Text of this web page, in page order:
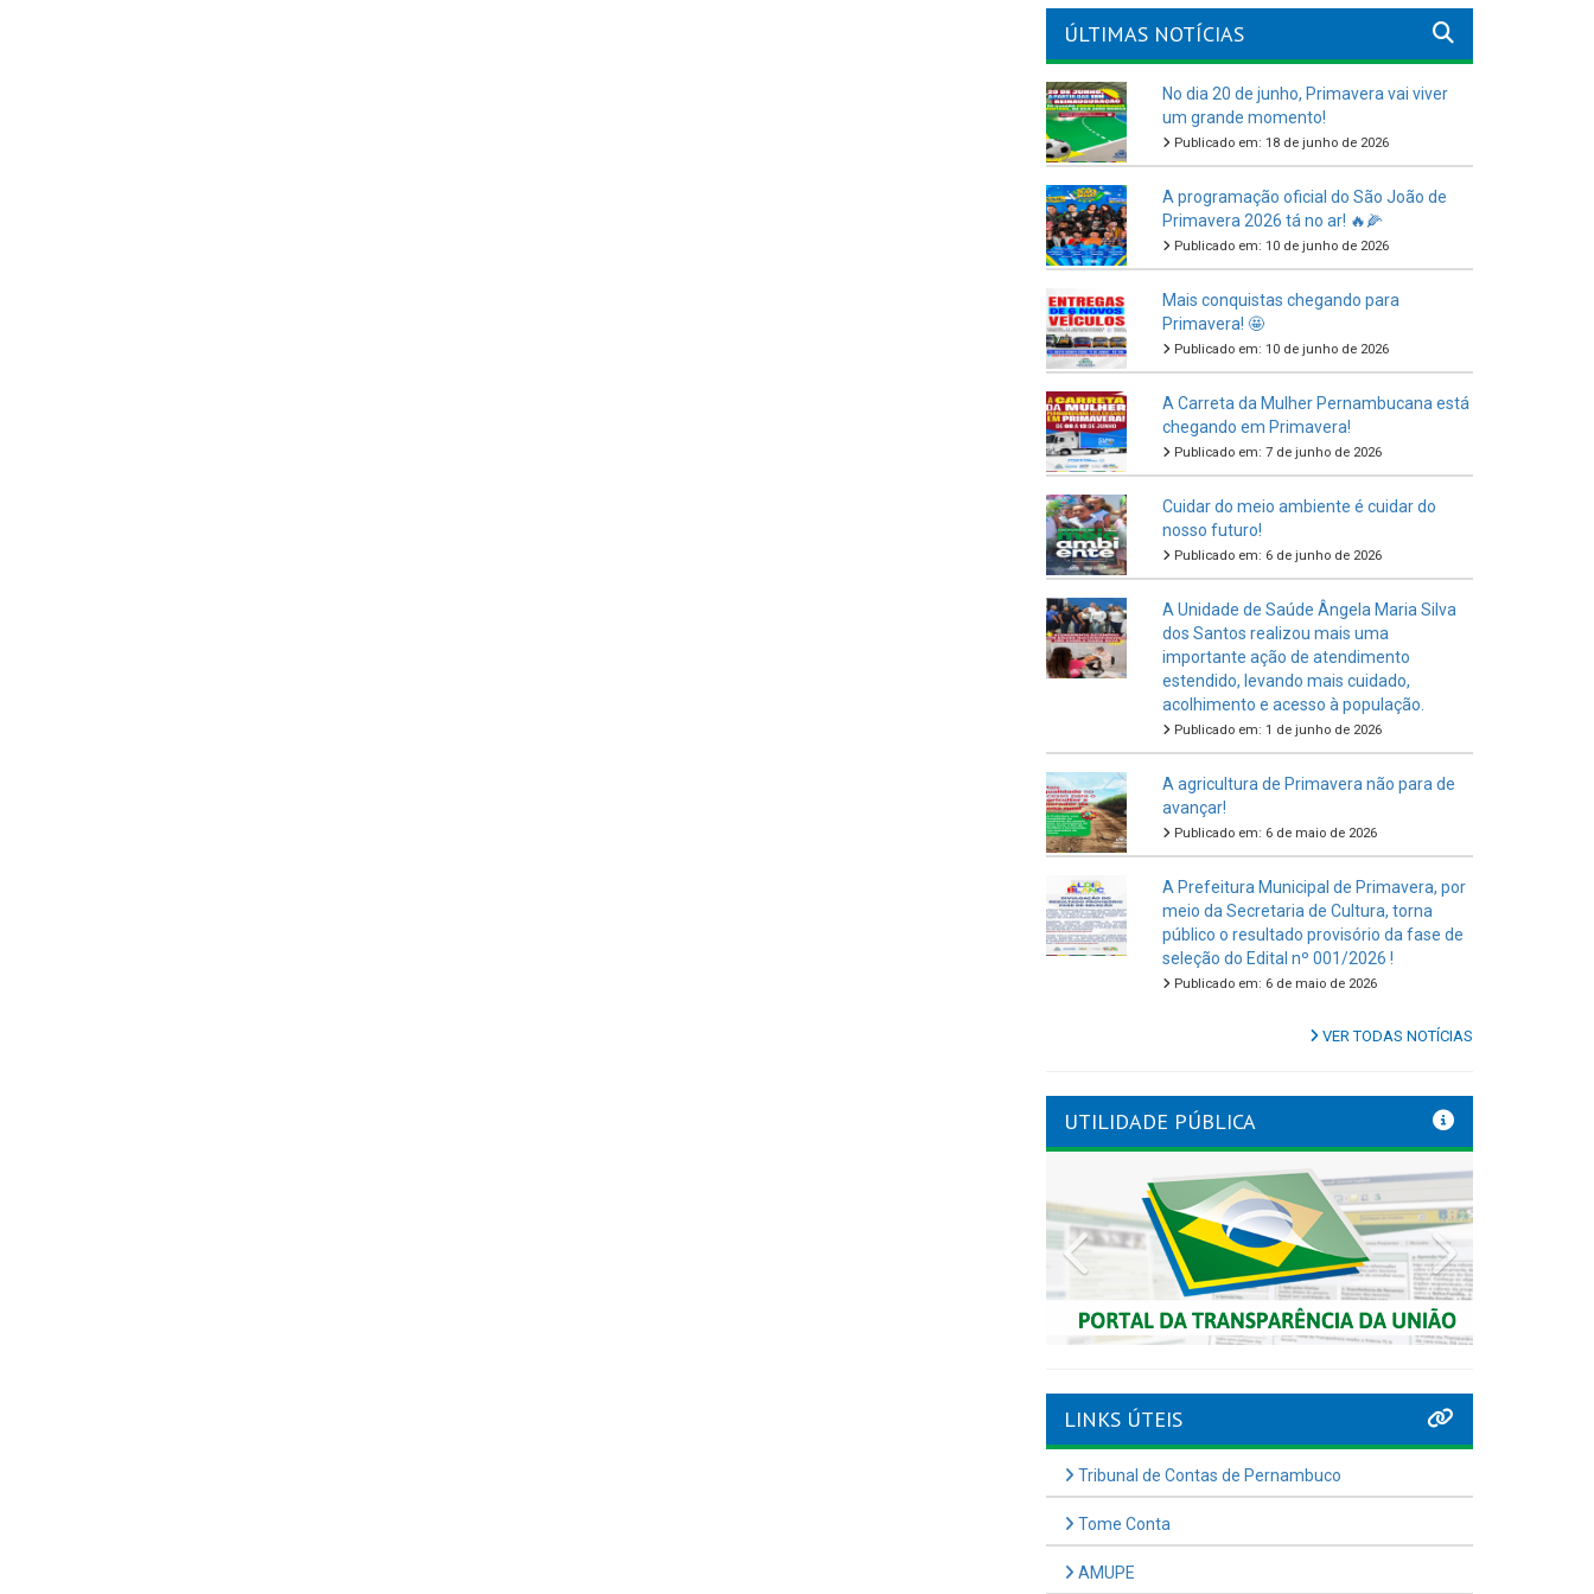
ÚLTIMAS NOTÍCIAS
No dia 20 de junho, Primavera vai viver
um grande momento!
Publicado em: 18 de junho de 2026
A programação oficial do São João de
Primavera 2026 tá no ar! 🔥🌽
Publicado em: 10 de junho de 2026
Mais conquistas chegando para
Primavera! 🤩
Publicado em: 10 de junho de 2026
A Carreta da Mulher Pernambucana está
chegando em Primavera!
Publicado em: 7 de junho de 2026
Cuidar do meio ambiente é cuidar do
nosso futuro!
Publicado em: 6 de junho de 2026
A Unidade de Saúde Ângela Maria Silva
dos Santos realizou mais uma
importante ação de atendimento
estendido, levando mais cuidado,
acolhimento e acesso à população.
Publicado em: 1 de junho de 2026
A agricultura de Primavera não para de
avançar!
Publicado em: 6 de maio de 2026
A Prefeitura Municipal de Primavera, por
meio da Secretaria de Cultura, torna
público o resultado provisório da fase de
seleção do Edital nº 001/2026 !
Publicado em: 6 de maio de 2026
VER TODAS NOTÍCIAS
UTILIDADE PÚBLICA
Previous
LINKS ÚTEIS
Tribunal de Contas de Pernambuco
Tome Conta
AMUPE